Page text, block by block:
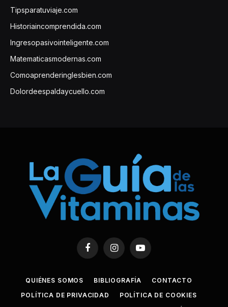
Tipsparatuviaje.com
Historiaincomprendida.com
Ingresopasivointeligente.com
Matematicasmodernas.com
Comoaprenderinglesbien.com
Dolordeespaldaycuello.com
FacebookInstagramYouTube
QUIÉNES SOMOS BIBLIOGRAFÍA
CONTACTO
POLÍTICA DE PRIVACIDAD
POLÍTICA DE COOKIES